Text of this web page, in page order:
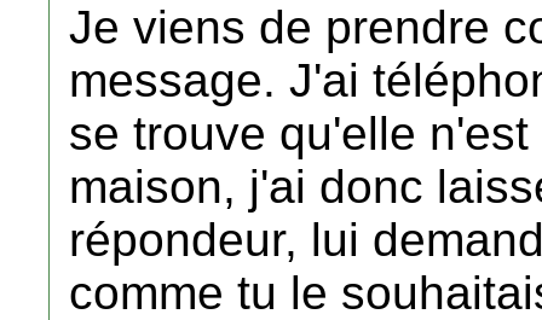
Je viens de prendre
message. J'ai
se trouve qu'elle
maison, j'ai donc
répondeur, lui
comme tu le